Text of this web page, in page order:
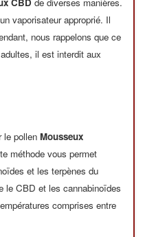
vaporisateur approprié. Il
nous rappelons que ce
il est interdit aux
le pollen Mousseux
méthode vous permet
et les terpènes du
le CBD et les cannabinoïdes
comprises entre